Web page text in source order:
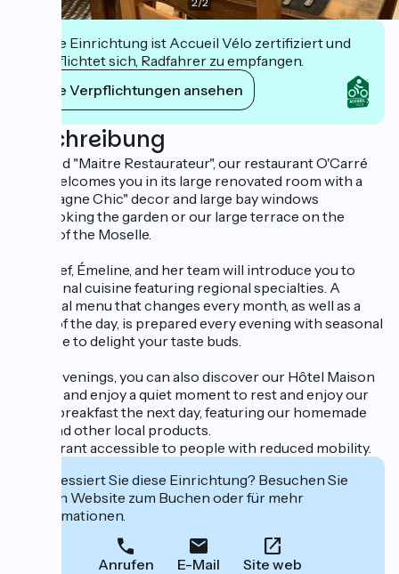
Diese Einrichtung ist Accueil Vélo zertifiziert und
verpflichtet sich, Radfahrer zu empfangen.
Ihre Verpflichtungen ansehen
Beschreibung
Labelled "Maitre Restaurateur", our restaurant O'Carré
d'Art welcomes you in its large renovated room with a
"Campagne Chic" decor and large bay windows
overlooking the garden or our large terrace on the
banks of the Moselle.
Our chef, Émeline, and her team will introduce you to
traditional cuisine featuring regional specialties. A
seasonal menu that changes every month, as well as a
menu of the day, is prepared every evening with seasonal
produce to delight your taste buds.
In the evenings, you can also discover our Hôtel Maison
Carrée and enjoy a quiet moment to rest and enjoy our
buffet breakfast the next day, featuring our homemade
jams and other local products.
Restaurant accessible to people with reduced mobility.
Interessiert Sie diese Einrichtung? Besuchen Sie
deren Website zum Buchen oder für mehr
Informationen.
Anrufen E-Mail Site web